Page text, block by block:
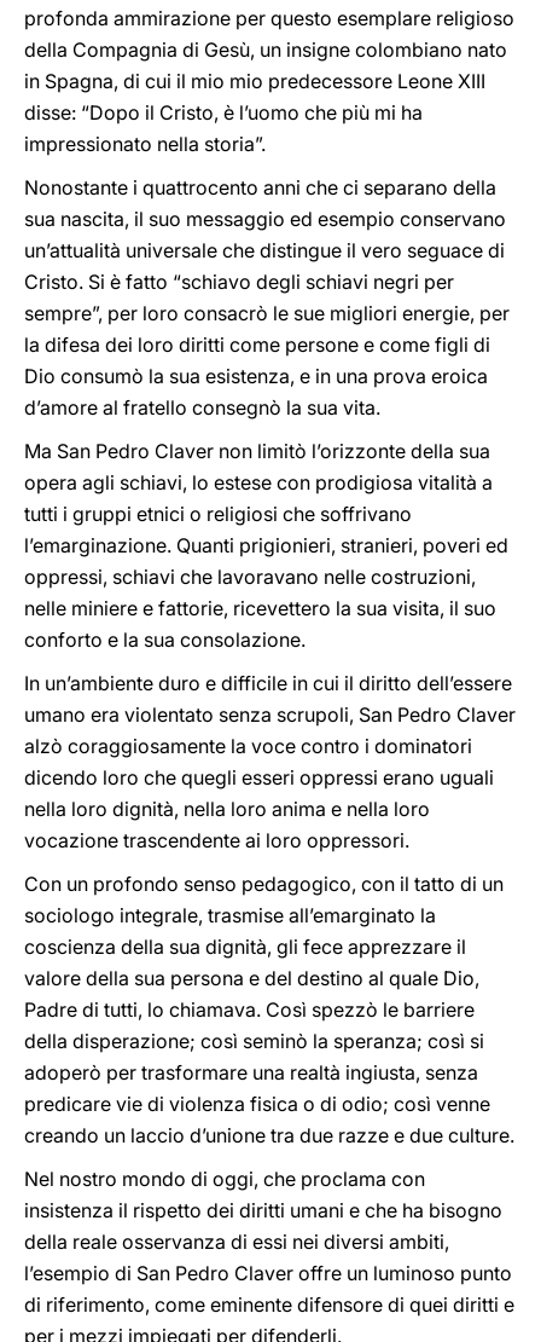
profonda ammirazione per questo esemplare religioso
della Compagnia di Gesù, un insigne colombiano nato
in Spagna, di cui il mio mio predecessore Leone XIII
disse: “Dopo il Cristo, è l’uomo che più mi ha
impressionato nella storia”.
Nonostante i quattrocento anni che ci separano della
sua nascita, il suo messaggio ed esempio conservano
un’attualità universale che distingue il vero seguace di
Cristo. Si è fatto “schiavo degli schiavi negri per
sempre”, per loro consacrò le sue migliori energie, per
la difesa dei loro diritti come persone e come figli di
Dio consumò la sua esistenza, e in una prova eroica
d’amore al fratello consegnò la sua vita.
Ma San Pedro Claver non limitò l’orizzonte della sua
opera agli schiavi, lo estese con prodigiosa vitalità a
tutti i gruppi etnici o religiosi che soffrivano
l’emarginazione. Quanti prigionieri, stranieri, poveri ed
oppressi, schiavi che lavoravano nelle costruzioni,
nelle miniere e fattorie, ricevettero la sua visita, il suo
conforto e la sua consolazione.
In un’ambiente duro e difficile in cui il diritto dell’essere
umano era violentato senza scrupoli, San Pedro Claver
alzò coraggiosamente la voce contro i dominatori
dicendo loro che quegli esseri oppressi erano uguali
nella loro dignità, nella loro anima e nella loro
vocazione trascendente ai loro oppressori.
Con un profondo senso pedagogico, con il tatto di un
sociologo integrale, trasmise all’emarginato la
coscienza della sua dignità, gli fece apprezzare il
valore della sua persona e del destino al quale Dio,
Padre di tutti, lo chiamava. Così spezzò le barriere
della disperazione; così seminò la speranza; così si
adoperò per trasformare una realtà ingiusta, senza
predicare vie di violenza fisica o di odio; così venne
creando un laccio d’unione tra due razze e due culture.
Nel nostro mondo di oggi, che proclama con
insistenza il rispetto dei diritti umani e che ha bisogno
della reale osservanza di essi nei diversi ambiti,
l’esempio di San Pedro Claver offre un luminoso punto
di riferimento, come eminente difensore di quei diritti e
per i mezzi impiegati per difenderli.